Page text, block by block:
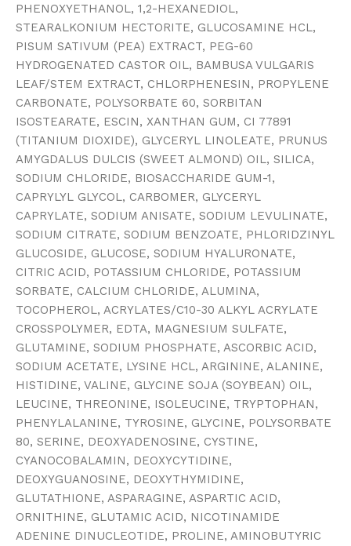
PHENOXYETHANOL, 1,2-HEXANEDIOL,
STEARALKONIUM HECTORITE, GLUCOSAMINE HCL,
PISUM SATIVUM (PEA) EXTRACT, PEG-60
HYDROGENATED CASTOR OIL, BAMBUSA VULGARIS
LEAF/STEM EXTRACT, CHLORPHENESIN, PROPYLENE
CARBONATE, POLYSORBATE 60, SORBITAN
ISOSTEARATE, ESCIN, XANTHAN GUM, CI 77891
(TITANIUM DIOXIDE), GLYCERYL LINOLEATE, PRUNUS
AMYGDALUS DULCIS (SWEET ALMOND) OIL, SILICA,
SODIUM CHLORIDE, BIOSACCHARIDE GUM-1,
CAPRYLYL GLYCOL, CARBOMER, GLYCERYL
CAPRYLATE, SODIUM ANISATE, SODIUM LEVULINATE,
SODIUM CITRATE, SODIUM BENZOATE, PHLORIDZINYL
GLUCOSIDE, GLUCOSE, SODIUM HYALURONATE,
CITRIC ACID, POTASSIUM CHLORIDE, POTASSIUM
SORBATE, CALCIUM CHLORIDE, ALUMINA,
TOCOPHEROL, ACRYLATES/C10-30 ALKYL ACRYLATE
CROSSPOLYMER, EDTA, MAGNESIUM SULFATE,
GLUTAMINE, SODIUM PHOSPHATE, ASCORBIC ACID,
SODIUM ACETATE, LYSINE HCL, ARGININE, ALANINE,
HISTIDINE, VALINE, GLYCINE SOJA (SOYBEAN) OIL,
LEUCINE, THREONINE, ISOLEUCINE, TRYPTOPHAN,
PHENYLALANINE, TYROSINE, GLYCINE, POLYSORBATE
80, SERINE, DEOXYADENOSINE, CYSTINE,
CYANOCOBALAMIN, DEOXYCYTIDINE,
DEOXYGUANOSINE, DEOXYTHYMIDINE,
GLUTATHIONE, ASPARAGINE, ASPARTIC ACID,
ORNITHINE, GLUTAMIC ACID, NICOTINAMIDE
ADENINE DINUCLEOTIDE, PROLINE, AMINOBUTYRIC